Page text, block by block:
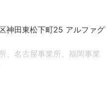
神田東松下町25 アルファグ
、名古屋事業所、福岡事業